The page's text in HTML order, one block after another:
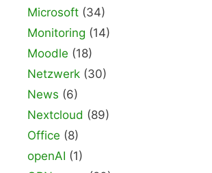
Microsoft (34)
Monitoring (14)
Moodle (18)
Netzwerk (30)
News (6)
Nextcloud (89)
Office (8)
openAI (1)